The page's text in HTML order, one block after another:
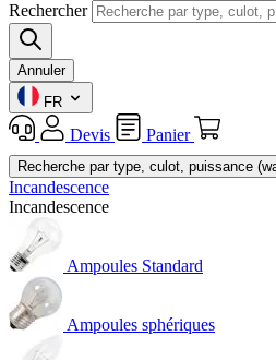
Rechercher
Annuler
FR
Devis Panier
Incandescence
Incandescence
Ampoules Standard
Ampoules sphériques